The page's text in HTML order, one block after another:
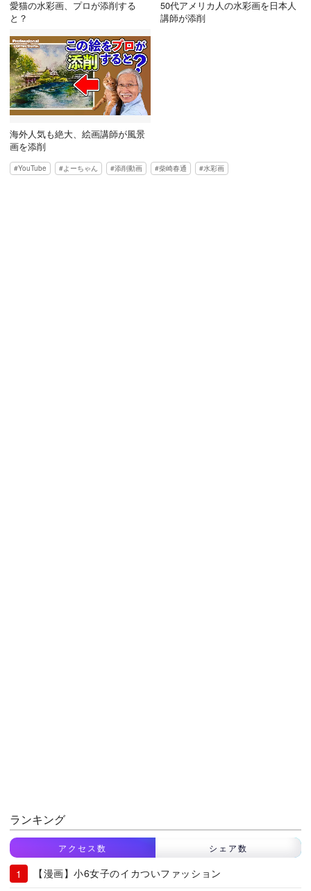
愛猫の水彩画、プロが添削する
と？
50代アメリカ人の水彩画を日本人
講師が添削
海外人気も絶大、絵画講師が風景
画を添削
YouTube よーちゃん 添削動画 柴崎春通 水彩画
ランキング
アクセス数 シェア数
【漫画】小6女子のイカついファッション